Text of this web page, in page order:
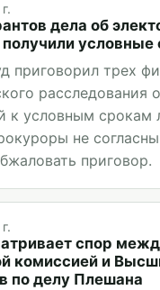
дела об
условные
приговорил трех
расследования
к условным срокам
не
приговор.
спор
комиссией и
по делу Плешана